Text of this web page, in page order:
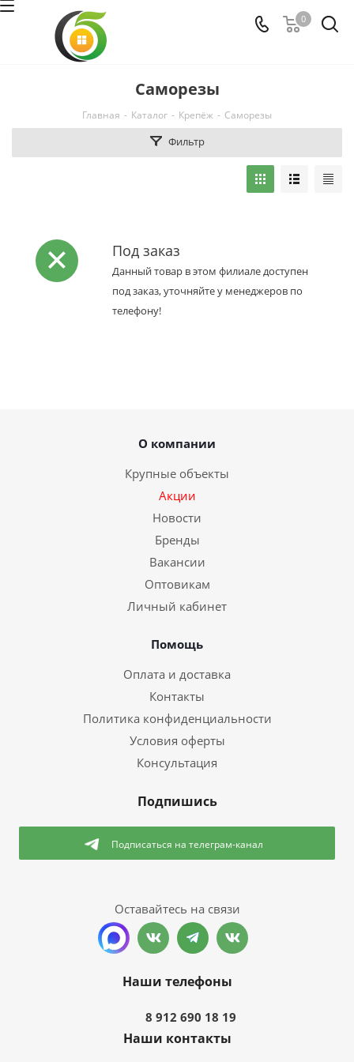
0
Саморезы
Главная - Каталог - Крепёж - Саморезы
Фильтр
Под заказ
Данный товар в этом филиале доступен
под заказ, уточняйте у менеджеров по
телефону!
О компании
Крупные объекты
Акции
Новости
Бренды
Вакансии
Оптовикам
Личный кабинет
Помощь
Оплата и доставка
Контакты
Политика конфиденциальности
Условия оферты
Консультация
Подпишись
Подписаться на телеграм-канал
Оставайтесь на связи
Наши телефоны
8 912 690 18 19
Наши контакты